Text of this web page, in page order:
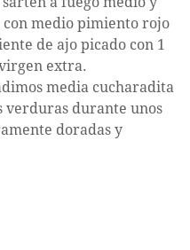
medio pimiento rojo
de ajo picado con 1
extra.
media cucharadita
verduras durante unos
doradas y